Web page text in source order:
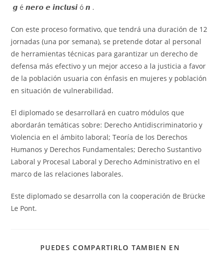
𝙜 é 𝙣𝙚𝙧𝙤 𝙚 𝙞𝙣𝙘𝙡𝙪𝙨𝙞 ó 𝙣 .
Con este proceso formativo, que tendrá una duración de 12
jornadas (una por semana), se pretende dotar al personal
de herramientas técnicas para garantizar un derecho de
defensa más efectivo y un mejor acceso a la justicia a favor
de la población usuaria con énfasis en mujeres y población
en situación de vulnerabilidad.
El diplomado se desarrollará en cuatro módulos que
abordarán temáticas sobre: Derecho Antidiscriminatorio y
Violencia en el ámbito laboral; Teoría de los Derechos
Humanos y Derechos Fundamentales; Derecho Sustantivo
Laboral y Procesal Laboral y Derecho Administrativo en el
marco de las relaciones laborales.
Este diplomado se desarrolla con la cooperación de Brücke
Le Pont.
PUEDES COMPARTIRLO TAMBIEN EN